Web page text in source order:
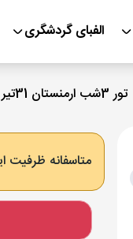
الفبای گردشگری
تور 3شب ارمنستان 31تیر 1405
متاسفانه ظرفیت